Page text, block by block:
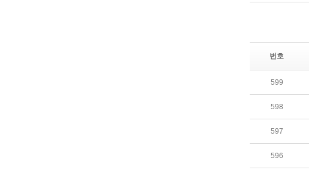
번호
599
598
597
596